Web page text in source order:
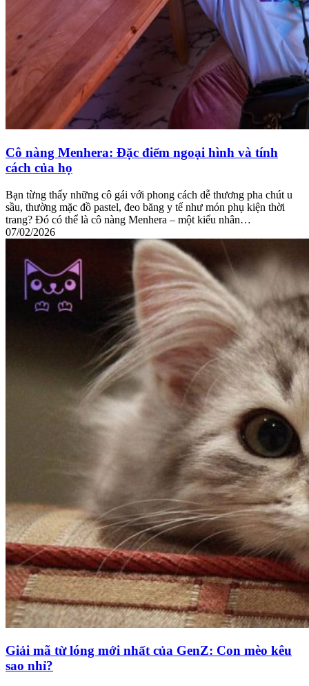
Cô nàng Menhera: Đặc điểm ngoại hình và tính
cách của họ
Bạn từng thấy những cô gái với phong cách dễ thương pha chút u
sầu, thường mặc đồ pastel, đeo băng y tế như món phụ kiện thời
trang? Đó có thể là cô nàng Menhera – một kiểu nhân…
07/02/2026
Giải mã từ lóng mới nhất của GenZ: Con mèo kêu
sao nhỉ?